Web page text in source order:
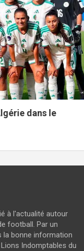
dans le
à l'actualité autour
football. Par un
la bonne information
Indomptables du